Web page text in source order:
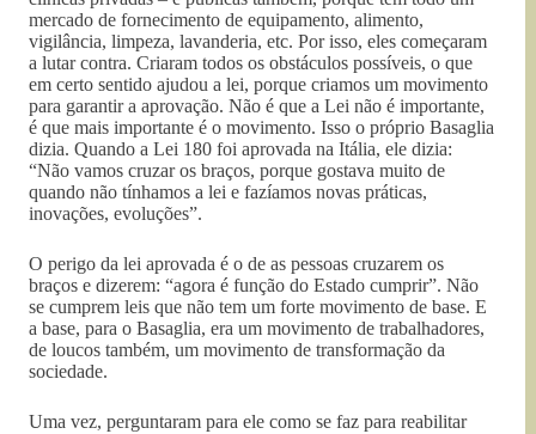
mercado de fornecimento de equipamento, alimento,
vigilância, limpeza, lavanderia, etc. Por isso, eles começaram
a lutar contra. Criaram todos os obstáculos possíveis, o que
em certo sentido ajudou a lei, porque criamos um movimento
para garantir a aprovação. Não é que a Lei não é importante,
é que mais importante é o movimento. Isso o próprio Basaglia
dizia. Quando a Lei 180 foi aprovada na Itália, ele dizia:
“Não vamos cruzar os braços, porque gostava muito de
quando não tínhamos a lei e fazíamos novas práticas,
inovações, evoluções”.
O perigo da lei aprovada é o de as pessoas cruzarem os
braços e dizerem: “agora é função do Estado cumprir”. Não
se cumprem leis que não tem um forte movimento de base. E
a base, para o Basaglia, era um movimento de trabalhadores,
de loucos também, um movimento de transformação da
sociedade.
Uma vez, perguntaram para ele como se faz para reabilitar